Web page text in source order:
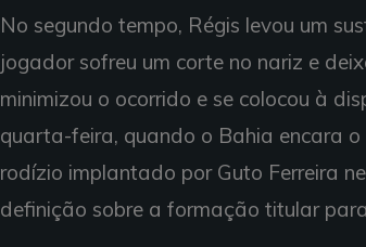
No segundo tempo, Régis levou um
jogador sofreu um corte no nariz e
minimizou o ocorrido e se colocou à
quarta-feira, quando o Bahia encara
rodízio implantado por Guto Ferreira
definição sobre a formação titular